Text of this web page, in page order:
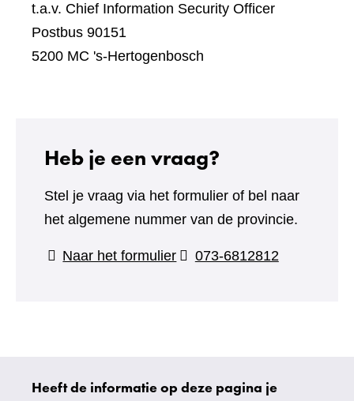
t.a.v. Chief Information Security Officer
Postbus 90151
5200 MC 's-Hertogenbosch
Heb je een vraag?
Stel je vraag via het formulier of bel naar
het algemene nummer van de provincie.
Naar het formulier(verwijst
073-6812812
Uw
Heeft de informatie op deze pagina je